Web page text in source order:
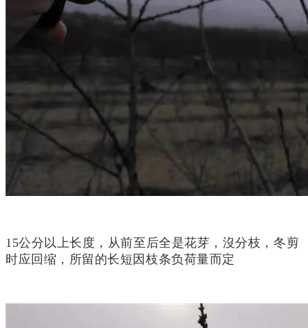
15公分以上长度，从前至后全是花芽，沒分枝，冬剪
时应回缩，所留的长短因枝条负荷量而定